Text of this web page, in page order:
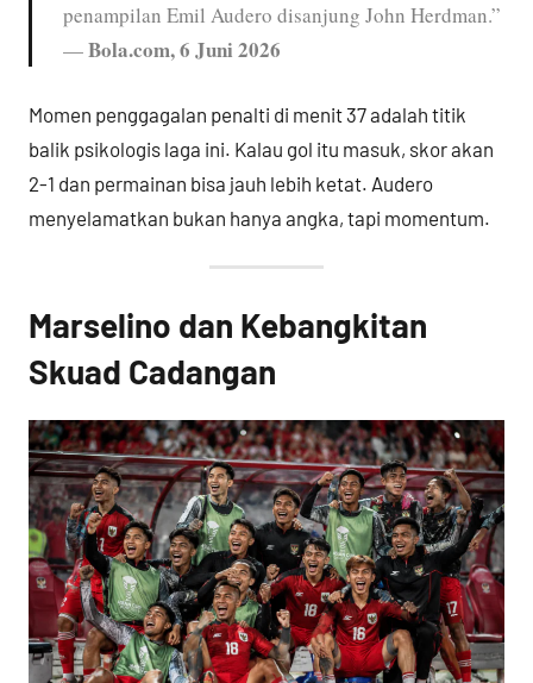
penampilan Emil Audero disanjung John Herdman.”
—Bola.com, 6 Juni 2026
Momen penggagalan penalti di menit 37 adalah titik
balik psikologis laga ini. Kalau gol itu masuk, skor akan
2-1 dan permainan bisa jauh lebih ketat. Audero
menyelamatkan bukan hanya angka, tapi momentum.
Marselino dan Kebangkitan
Skuad Cadangan